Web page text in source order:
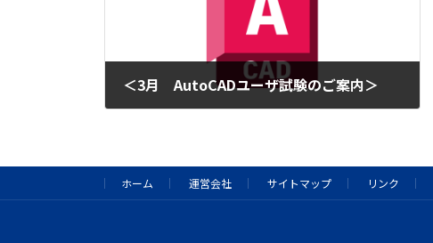
＜3月 AutoCADユーザ試験のご案内＞
ホーム 運営会社 サイトマップ リンク